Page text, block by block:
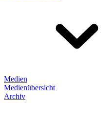
Medien
Medienübersicht
Archiv